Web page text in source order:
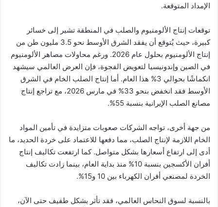
الإمداد المتوقعة.
توقعات إنتاج الألومنيوم والصلب في المنطقة تشير إلى خسائر
كبيرة، حيث يُتوقع أن يفقد الشرق الأوسط نحو 3.5 مليون طن من
إنتاج الألومنيوم بحلول عام 2026. ورغم محاولات مصاهر الألومنيوم
في الصين وإندونيسيا لتعويض الفجوة، فإن العرض العالمي سيشهد
انكماشًا بحوالي 3% هذا العام. أما إنتاج الصلب الخام في الشرق
الأوسط فقد انخفض بنحو 33% في مارس 2026، مع تراجع إنتاج
مصانع الصلب الإيرانية بنسبة 55%.
من جهة أخرى، تواجه الشركات صعوبات متزايدة في تأمين المواد
الخام اللازمة لإنتاج الصلب، مما دفعها للاعتماد على خردة الحديد، ما
أدى إلى ارتفاع أسعارها بشكل متواصل. كما ارتفعت تكاليف إنتاج
أفران الأكسجين بنسبة 10% منذ بداية العام، بينما زادت تكاليف
الخردة لمصنعي أفران الكهرباء بين 10 و15%.
بالنسبة لسوق النحاس العالمي، فقد تأثر بشكل طفيف حتى الآن،